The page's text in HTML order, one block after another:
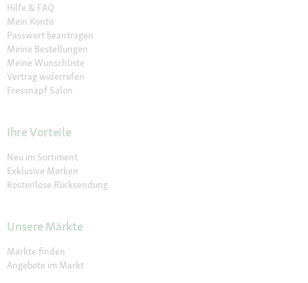
Hilfe & FAQ
Mein Konto
Passwort beantragen
Meine Bestellungen
Meine Wunschliste
Vertrag widerrufen
Fressnapf Salon
Ihre Vorteile
Neu im Sortiment
Exklusive Marken
Kostenlose Rücksendung
Unsere Märkte
Märkte finden
Angebote im Markt